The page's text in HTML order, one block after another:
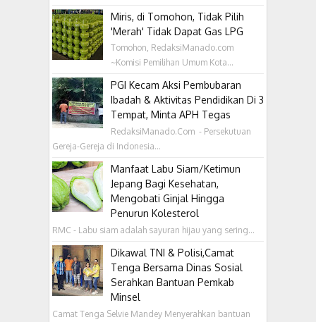
Miris, di Tomohon, Tidak Pilih
'Merah' Tidak Dapat Gas LPG
Tomohon, RedaksiManado.com
~Komisi Pemilihan Umum Kota...
PGI Kecam Aksi Pembubaran
Ibadah & Aktivitas Pendidikan Di 3
Tempat, Minta APH Tegas
RedaksiManado.Com - Persekutuan
Gereja-Gereja di Indonesia...
Manfaat Labu Siam/Ketimun
Jepang Bagi Kesehatan,
Mengobati Ginjal Hingga
Penurun Kolesterol
RMC - Labu siam adalah sayuran hijau yang sering...
Dikawal TNI & Polisi,Camat
Tenga Bersama Dinas Sosial
Serahkan Bantuan Pemkab
Minsel
Camat Tenga Selvie Mandey Menyerahkan bantuan